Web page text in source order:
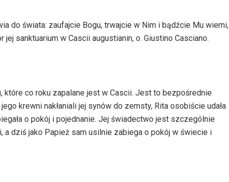
do świata: zaufajcie Bogu, trwajcie w Nim i bądźcie Mu wierni,
sanktuarium w Cascii augustianin, o. Giustino Casciano.
które co roku zapalane jest w Cascii. Jest to bezpośrednie
krewni nakłaniali jej synów do zemsty, Rita osobiście udała
o pokój i pojednanie. Jej świadectwo jest szczególnie
a dziś jako Papież sam usilnie zabiega o pokój w świecie i